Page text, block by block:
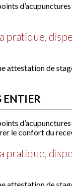
pratique,
attestation de
ENTIER
le confort du
pratique,